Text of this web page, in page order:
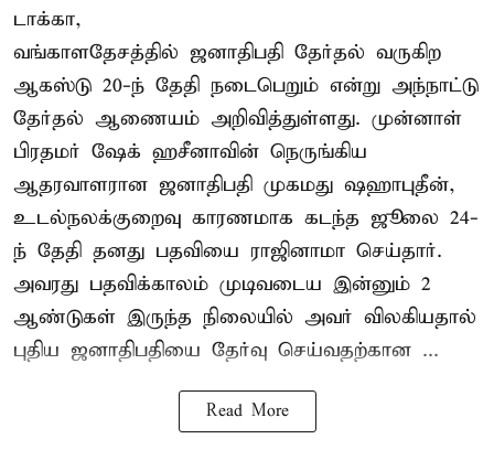
டாக்கா,
வங்காளதேசத்தில் ஜனாதிபதி தேர்தல் வருகிற
ஆகஸ்டு 20-ந் தேதி நடைபெறும் என்று அந்நாட்டு
தேர்தல் ஆணையம் அறிவித்துள்ளது. முன்னாள்
பிரதமர் ஷேக் ஹசீனாவின் நெருங்கிய
ஆதரவாளரான ஜனாதிபதி முகமது ஷஹாபுதீன்,
உடல்நலக்குறைவு காரணமாக கடந்த ஜூலை 24-
ந் தேதி தனது பதவியை ராஜினாமா செய்தார்.
அவரது பதவிக்காலம் முடிவடைய இன்னும் 2
ஆண்டுகள் இருந்த நிலையில் அவர் விலகியதால்
புதிய ஜனாதிபதியை தேர்வு செய்வதற்கான ...
Read More